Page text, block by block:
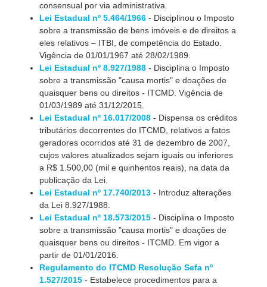
consensual por via administrativa.
Lei Estadual nº 5.464/1966 - Disciplinou o Imposto
sobre a transmissão de bens imóveis e de direitos a
eles relativos – ITBI, de competência do Estado.
Vigência de 01/01/1967 até 28/02/1989.
Lei Estadual nº 8.927/1988 - Disciplina o Imposto
sobre a transmissão "causa mortis" e doações de
quaisquer bens ou direitos - ITCMD. Vigência de
01/03/1989 até 31/12/2015.
Lei Estadual nº 16.017/2008 - Dispensa os créditos
tributários decorrentes do ITCMD, relativos a fatos
geradores ocorridos até 31 de dezembro de 2007,
cujos valores atualizados sejam iguais ou inferiores
a R$ 1.500,00 (mil e quinhentos reais), na data da
publicação da Lei.
Lei Estadual nº 17.740/2013 - Introduz alterações
da Lei 8.927/1988.
Lei Estadual nº 18.573/2015 - Disciplina o Imposto
sobre a transmissão "causa mortis" e doações de
quaisquer bens ou direitos - ITCMD. Em vigor a
partir de 01/01/2016.
Regulamento do ITCMD Resolução Sefa nº
1.527/2015 - Estabelece procedimentos para a